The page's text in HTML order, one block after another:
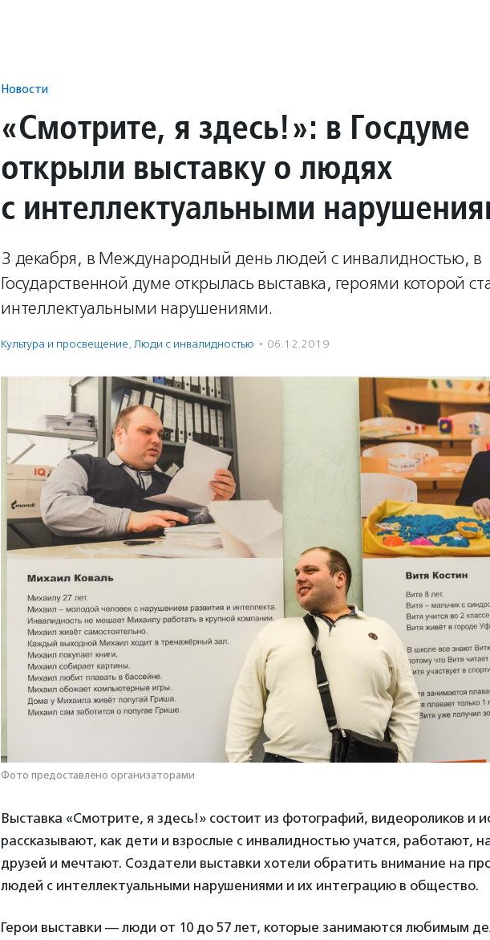
Новости
«Смотрите, я здесь!»: в Госдуме
открыли выставку о людях
с интеллектуальными
3 декабря, в Международный день людей с инвалидностью, в
Государственной думе открылась выставка, героями которой
интеллектуальными нарушениями.
Культура и просвещение, Люди с инвалидностью · 06.12.2019
Фото предоставлено организаторами
Выставка «Смотрите, я здесь!» состоит из фотографий, видеороликов и
рассказывают, как дети и взрослые с инвалидностью учатся, работают,
друзей и мечтают. Создатели выставки хотели обратить внимание на
людей с интеллектуальными нарушениями и их интеграцию в общество.
Герои выставки — люди от 10 до 57 лет, которые занимаются любимым